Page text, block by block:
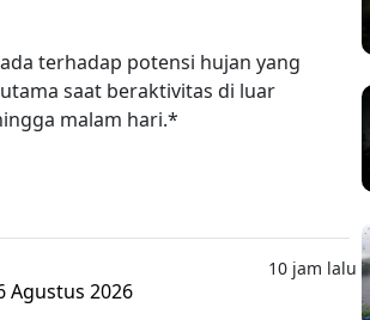
terhadap potensi hujan yang
saat beraktivitas di luar
malam hari.*
10 jam lalu
Agustus 2026